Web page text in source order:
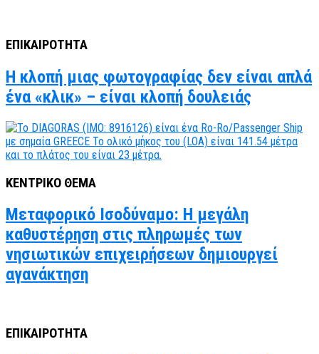
ΕΠΙΚΑΙΡΟΤΗΤΑ
Η κλοπή μιας φωτογραφίας δεν είναι απλά
ένα «κλικ» – είναι κλοπή δουλειάς
ΚΕΝΤΡΙΚΟ ΘΕΜΑ
Μεταφορικό Ισοδύναμο: Η μεγάλη
καθυστέρηση στις πληρωμές των
νησιωτικών επιχειρήσεων δημιουργεί
αγανάκτηση
ΕΠΙΚΑΙΡΟΤΗΤΑ